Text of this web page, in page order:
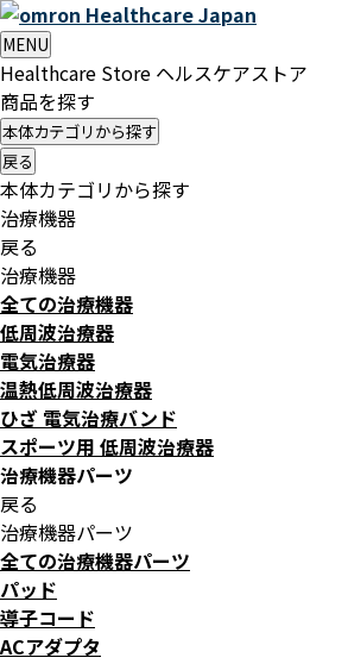
HealthcareJapan
MENU
Healthcare Store ヘルスケアストア
商品を探す
本体カテゴリから探す
戻る
本体カテゴリから探す
治療機器
戻る
治療機器
全ての治療機器
低周波治療器
電気治療器
温熱低周波治療器
ひざ 電気治療バンド
スポーツ用 低周波治療器
治療機器パーツ
戻る
治療機器パーツ
全ての治療機器パーツ
パッド
導子コード
ACアダプタ